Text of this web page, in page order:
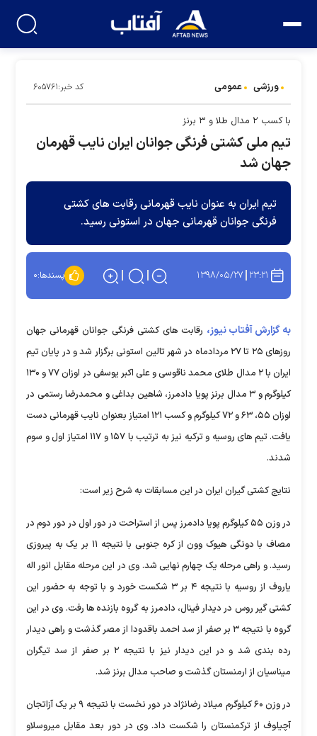
ورزشی عمومی کد خبر:۶۰۵۷۶۱
با کسب ۲ مدال طلا و ۳ برنز
تیم ملی کشتی فرنگی جوانان ایران نایب قهرمان
جهان شد
تیم ایران به عنوان نایب قهرمانی رقابت های کشتی
فرنگی جوانان قهرمانی جهان در استونی رسید.
۲۳:۲۱ ۱۳۹۸/۰۵/۲۷ پسندها:۰
به گزارش آفتاب نیوز، رقابت های کشتی فرنگی جوانان قهرمانی جهان
روزهای ۲۵ تا ۲۷ مردادماه در شهر تالین استونی برگزار شد و در پایان تیم
ایران با ۲ مدال طلای محمد ناقوسی و علی اکبر یوسفی در اوزان ۷۷ و ۱۳۰
کیلوگرم و ۳ مدال برنز پویا دادمرز، شاهین بداغی و محمدرضا رستمی در
اوزان ۵۵، ۶۳ و ۷۲ کیلوگرم و کسب ۱۲۱ امتیاز بعنوان نایب قهرمانی دست
یافت. تیم های روسیه و ترکیه نیز به ترتیب با ۱۵۷ و ۱۱۷ امتیاز اول و سوم
شدند.
نتایج کشتی گیران ایران در این مسابقات به شرح زیر است:
در وزن ۵۵ کیلوگرم پویا دادمرز پس از استراحت در دور اول در دور دوم در
مصاف با دونگی هیوک وون از کره جنوبی با نتیجه ۱۱ بر یک به پیروزی
رسید. و راهی مرحله یک چهارم نهایی شد. وی در این مرحله مقابل انور اله
یاروف از روسیه با نتیجه ۴ بر ۳ شکست خورد و با توجه به حضور این
کشتی گیر روس در دیدار فینال، دادمرز به گروه بازنده ها رفت. وی در این
گروه با نتیجه ۳ بر صفر از سد احمد باقدودا از مصر گذشت و راهی دیدار
رده بندی شد و در این دیدار نیز با نتیجه ۲ بر صفر از سد تیگران
میناسیان از ارمنستان گذشت و صاحب مدال برنز شد.
در وزن ۶۰ کیلوگرم میلاد رضانژاد در دور نخست با نتیجه ۹ بر یک آزاتجان
آچیلوف از ترکمنستان را شکست داد. وی در دور بعد مقابل میروسلاو